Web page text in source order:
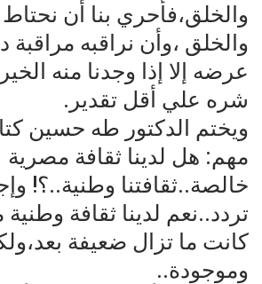
والخلق،فأحري بنا أن
والخلق ،وأن نراقبه مراقبة
عرضه إلا إذا وجدنا منه
شره علي أقل تقدير.
ويختم الدكتور طه حسين
مهم: هل لدينا ثقافة مصرية
خالصة..ثقافتنا وطنية..؟!
تردد..نعم لدينا ثقافة
كانت ما تزال ضعيفة
وموجودة..